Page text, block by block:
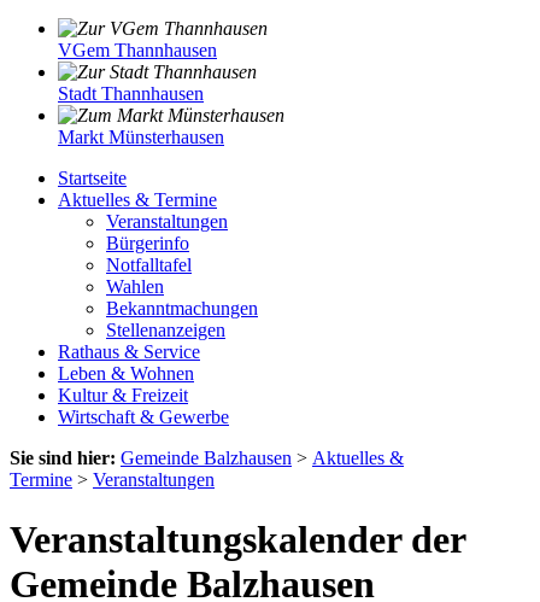
VGem Thannhausen
Stadt Thannhausen
Markt Münsterhausen
Startseite
Aktuelles & Termine
Veranstaltungen
Bürgerinfo
Notfalltafel
Wahlen
Bekanntmachungen
Stellenanzeigen
Rathaus & Service
Leben & Wohnen
Kultur & Freizeit
Wirtschaft & Gewerbe
Sie sind hier: Gemeinde Balzhausen > Aktuelles &
Termine > Veranstaltungen
Veranstaltungskalender der
Gemeinde Balzhausen